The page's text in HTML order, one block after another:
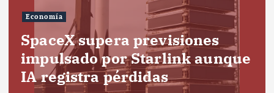
Economía
SpaceX supera previsiones
impulsado por Starlink aunque
IA registra pérdidas